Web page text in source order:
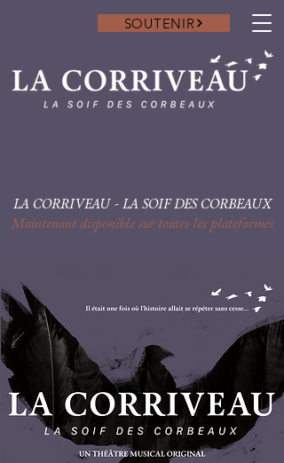
SOUTENIR
LA CORRIVEAU - LA SOIF DES CORBEAUX
Maintenant disponible sur toutes les plateformes